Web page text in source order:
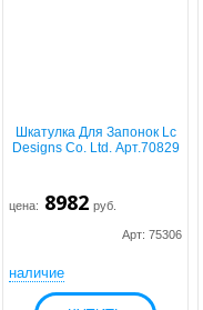
Шкатулка Для Запонок Lc
Designs Co. Ltd. Арт.70829
цена: 8982 руб.
Арт: 75306
наличие